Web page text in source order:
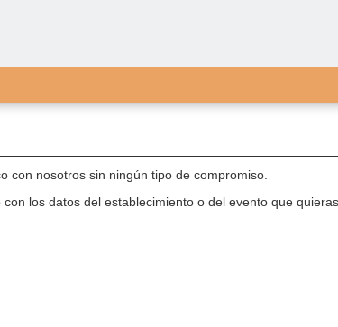
con nosotros sin ningún tipo de compromiso.
los datos del establecimiento o del evento que